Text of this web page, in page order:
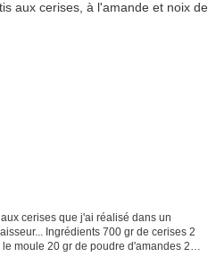
cerises que j'ai réalisé dans un
Ingrédients 700 gr de cerises 2
moule 20 gr de poudre d'amandes 20